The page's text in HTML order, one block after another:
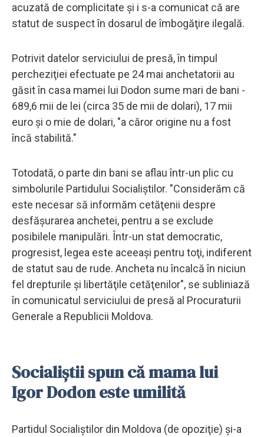
acuzată de complicitate şi i s-a comunicat că are
statut de suspect în dosarul de îmbogăţire ilegală.
Potrivit datelor serviciului de presă, în timpul
percheziţiei efectuate pe 24 mai anchetatorii au
găsit în casa mamei lui Dodon sume mari de bani -
689,6 mii de lei (circa 35 de mii de dolari), 17 mii
euro şi o mie de dolari, "a căror origine nu a fost
încă stabilită."
Totodată, o parte din bani se aflau într-un plic cu
simbolurile Partidului Socialiştilor. "Considerăm că
este necesar să informăm cetăţenii despre
desfăşurarea anchetei, pentru a se exclude
posibilele manipulări. Într-un stat democratic,
progresist, legea este aceeaşi pentru toţi, indiferent
de statut sau de rude. Ancheta nu încalcă în niciun
fel drepturile şi libertăţile cetăţenilor", se subliniază
în comunicatul serviciului de presă al Procuraturii
Generale a Republicii Moldova.
Socialiștii spun că mama lui
Igor Dodon este umilită
Partidul Socialiştilor din Moldova (de opoziţie) şi-a